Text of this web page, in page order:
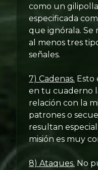
como un
especificada
que ignórala. Se
al menos tres
señales.
7) Cadenas. Esto
en tu cuaderno
relación con la
patrones o
resultan
misión es muy
8) Ataques. No